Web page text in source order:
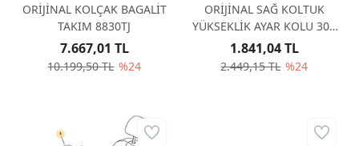
ORİJİNAL KOLÇAK BAGALİT
TAKIM 8830TJ
10.199,50 TL %24
7.667,01 TL
ORİJİNAL SAĞ KOLTUK
YÜKSEKLİK AYAR KOLU 307
8920NY
2.449,15 TL %24
1.841,04 TL